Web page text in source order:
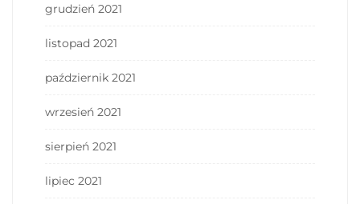
grudzień 2021
listopad 2021
październik 2021
wrzesień 2021
sierpień 2021
lipiec 2021